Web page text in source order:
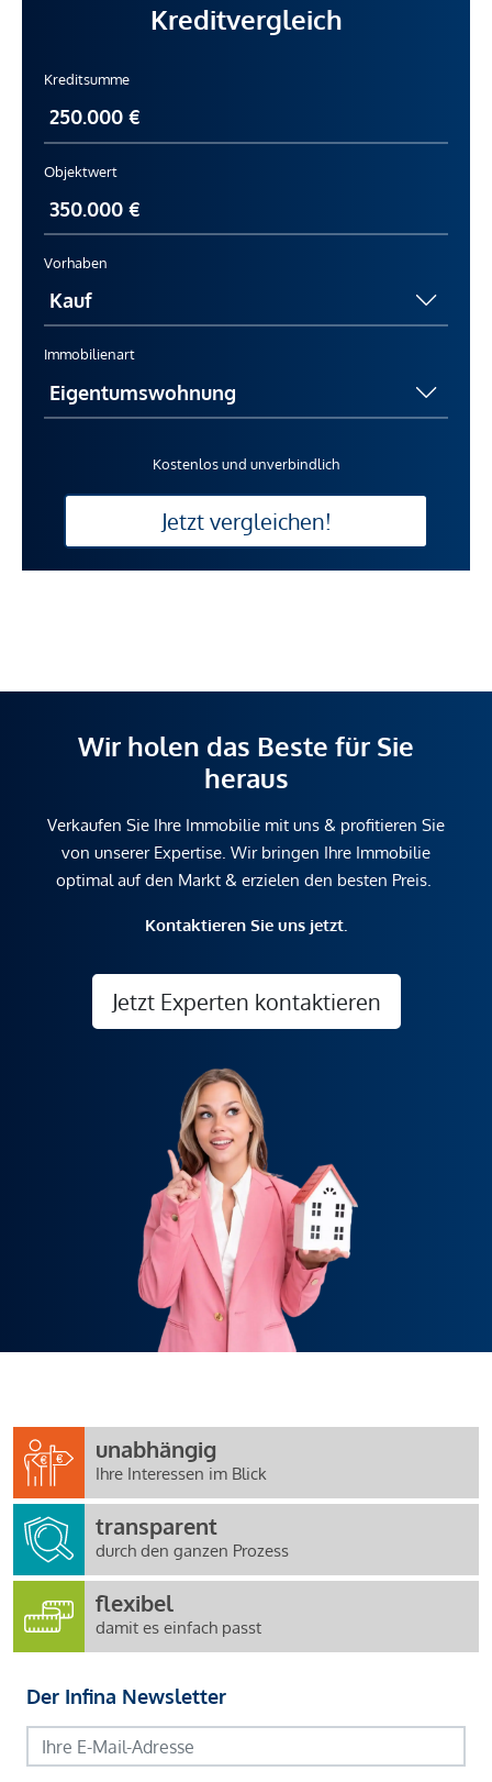
Kreditvergleich
Kreditsumme
Objektwert
Vorhaben
Immobilienart
Kostenlos und unverbindlich
Jetzt vergleichen!
Wir holen das Beste für Sie
heraus
Verkaufen Sie Ihre Immobilie mit uns & profitieren Sie
von unserer Expertise. Wir bringen Ihre Immobilie
optimal auf den Markt & erzielen den besten Preis.
Kontaktieren Sie uns jetzt.
Jetzt Experten kontaktieren
unabhängig
Ihre Interessen im Blick
transparent
durch den ganzen Prozess
flexibel
damit es einfach passt
Der Infina Newsletter